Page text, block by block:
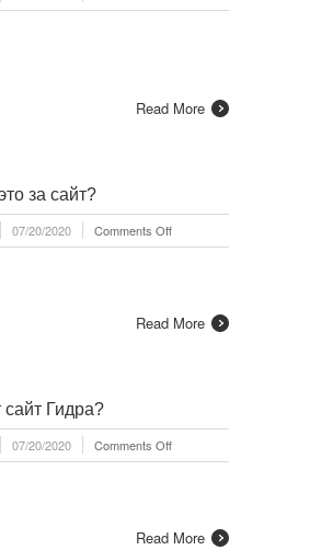
Hydra
Read More
за сайт?
07/20/2020 Comments Offon
Гидра
за
Read More
сайт Гидра?
07/20/2020 Comments Offon
Не
Read More